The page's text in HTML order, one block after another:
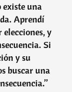
existe una
Aprendí
elecciones, y
Si
y su
buscar una
”